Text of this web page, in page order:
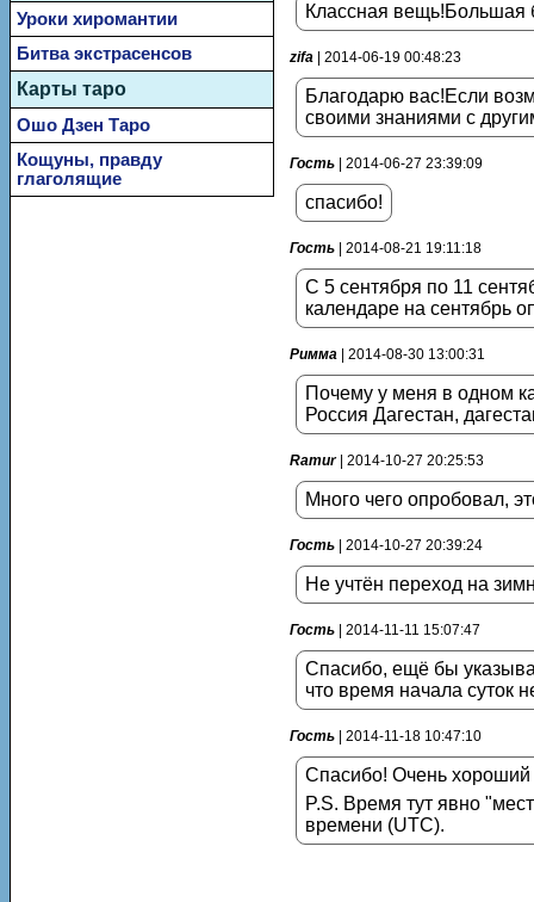
Классная вещь!Большая
zifa | 2014-06-19 00:48:23
Благодарю вас!Если
своими знаниями с
Гость | 2014-06-27 23:39:09
спасибо!
Гость | 2014-08-21 19:11:18
С 5 сентября по 11
календаре на сентябрь
Римма | 2014-08-30 13:00:31
Почему у меня в одном
Россия Дагестан,
Ramur| 2014-10-27 20:25:53
Много чего опробовал,
Гость | 2014-10-27 20:39:24
Не учтён переход на
Гость | 2014-11-11 15:07:47
Спасибо, ещё бы
что время начала суток
Гость | 2014-11-18 10:47:10
Спасибо! Очень хороший
P.S. Время тут явно
времени (UTC).
Уроки хиромантии
Битва экстрасенсов
Карты таро
Ошо Дзен Таро
Кощуны, правду
глаголящие